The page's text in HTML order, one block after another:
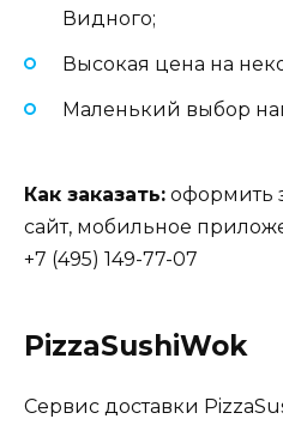
Видного;
Высокая цена на
Маленький выбор
Как заказать: оформить
сайт, мобильное
+7 (495) 149-77-07
PizzaSushiWok
Сервис доставки